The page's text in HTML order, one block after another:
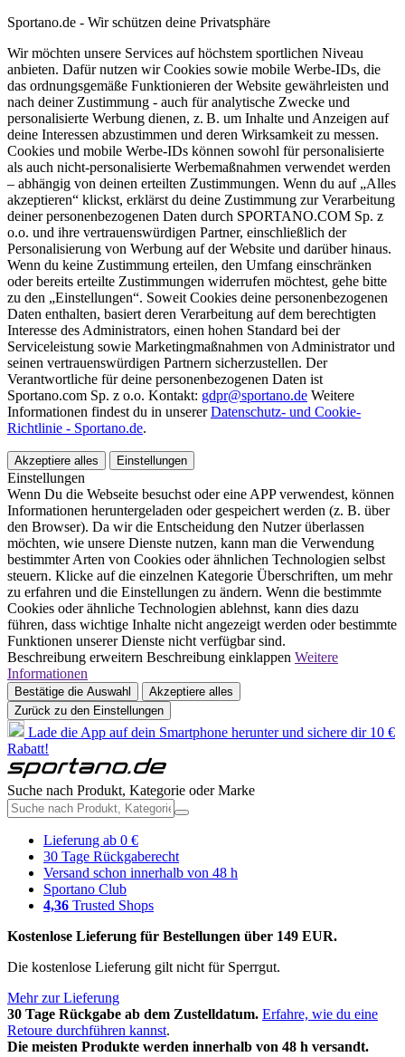
Sportano.de - Wir schützen deine Privatsphäre
Wir möchten unsere Services auf höchstem sportlichen Niveau
anbieten. Dafür nutzen wir Cookies sowie mobile Werbe-IDs, die
das ordnungsgemäße Funktionieren der Website gewährleisten und
nach deiner Zustimmung - auch für analytische Zwecke und
personalisierte Werbung dienen, z. B. um Inhalte und Anzeigen auf
deine Interessen abzustimmen und deren Wirksamkeit zu messen.
Cookies und mobile Werbe-IDs können sowohl für personalisierte
als auch nicht-personalisierte Werbemaßnahmen verwendet werden
– abhängig von deinen erteilten Zustimmungen. Wenn du auf „Alles
akzeptieren“ klickst, erklärst du deine Zustimmung zur Verarbeitung
deiner personenbezogenen Daten durch SPORTANO.COM Sp. z
o.o. und ihre vertrauenswürdigen Partner, einschließlich der
Personalisierung von Werbung auf der Website und darüber hinaus.
Wenn du keine Zustimmung erteilen, den Umfang einschränken
oder bereits erteilte Zustimmungen widerrufen möchtest, gehe bitte
zu den „Einstellungen“. Soweit Cookies deine personenbezogenen
Daten enthalten, basiert deren Verarbeitung auf dem berechtigten
Interesse des Administrators, einen hohen Standard bei der
Serviceleistung sowie Marketingmaßnahmen von Administrator und
seinen vertrauenswürdigen Partnern sicherzustellen. Der
Verantwortliche für deine personenbezogenen Daten ist
Sportano.com Sp. z o.o. Kontakt: gdpr@sportano.de Weitere
Informationen findest du in unsererDatenschutz- und Cookie-
Richtlinie - Sportano.de.
Akzeptiere alles Einstellungen
Einstellungen
Wenn Du die Webseite besuchst oder eine APP verwendest, können
Informationen heruntergeladen oder gespeichert werden (z. B. über
den Browser). Da wir die Entscheidung den Nutzer überlassen
möchten, wie unsere Dienste nutzen, kann man die Verwendung
bestimmter Arten von Cookies oder ähnlichen Technologien selbst
steuern. Klicke auf die einzelnen Kategorie Überschriften, um mehr
zu erfahren und die Einstellungen zu ändern. Wenn die bestimmte
Cookies oder ähnliche Technologien ablehnst, kann dies dazu
führen, dass wichtige Inhalte nicht angezeigt werden oder bestimmte
Funktionen unserer Dienste nicht verfügbar sind.
Beschreibung erweitern Beschreibung einklappen Weitere
Informationen
Bestätige die Auswahl
Akzeptiere alles
Zurück zu den Einstellungen
Lade die App auf dein Smartphone herunter und sichere dir 10 €
Rabatt!
Suche nach Produkt, Kategorie oder Marke
Lieferung ab 0 €
30 Tage Rückgaberecht
Versand schon innerhalb von 48 h
Sportano Club
4,36 Trusted Shops
Kostenlose Lieferung für Bestellungen über 149 EUR.
Die kostenlose Lieferung gilt nicht für Sperrgut.
Mehr zur Lieferung
30 Tage Rückgabe ab dem Zustelldatum. Erfahre, wie du eine
Retoure durchführen kannst.
Die meisten Produkte werden innerhalb von 48 h versandt.